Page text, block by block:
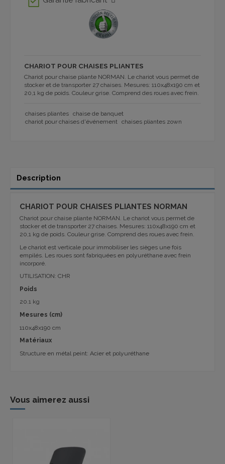
CHARIOT POUR CHAISES PLIANTES
Chariot pour chaise pliante NORMAN. Le chariot vous permet de
stocker et de transporter 27 chaises. Mesures: 110x48x190 cm et
20,1 kg de poids. Couleur grise. Comprend des roues avec frein.
chaises pliantes chaise de banquet
chariot pour chaises d'événement chaises pliantes zown
Description
CHARIOT POUR CHAISES PLIANTES NORMAN
Chariot pour chaise pliante NORMAN. Le chariot vous permet de
stocker et de transporter 27 chaises. Mesures: 110x48x190 cm et
20,1 kg de poids. Couleur grise. Comprend des roues avec frein.
Le chariot est verticale pour immobiliser les sièges une fois
empilés. Les roues sont fabriquées en polyuréthane avec frein
incorporé.
UTILISATION: CHR
Poids
20.1 kg
Mesures (cm)
110x48x190 cm
Matériaux
Structure en métal peint: Acier et polyuréthane
Vous aimerez aussi